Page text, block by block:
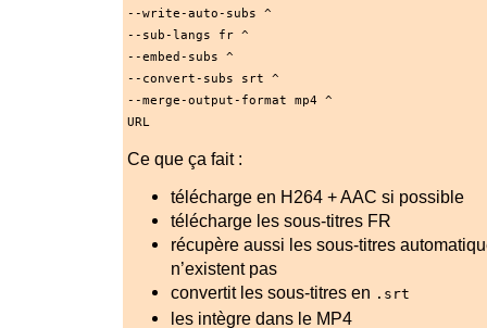
--write-auto-subs ^
--sub-langs fr ^
--embed-subs ^
--convert-subs srt ^
--merge-output-format mp4 ^
URL
Ce que ça fait :
télécharge en H264 + AAC si possible
télécharge les sous-titres FR
récupère aussi les sous-titres
n’existent pas
convertit les sous-titres en .srt
les intègre dans le MP4